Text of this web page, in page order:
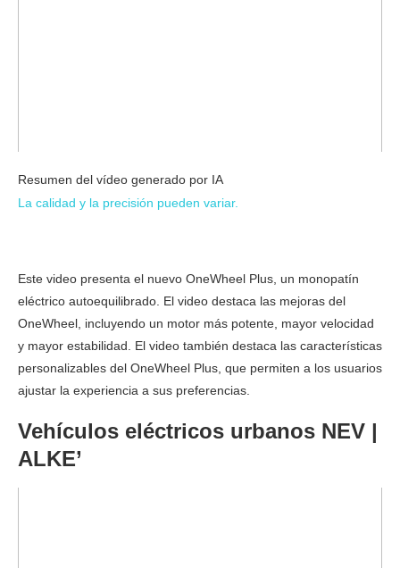
Resumen del vídeo generado por IA
La calidad y la precisión pueden variar.
Este video presenta el nuevo OneWheel Plus, un monopatín
eléctrico autoequilibrado. El video destaca las mejoras del
OneWheel, incluyendo un motor más potente, mayor velocidad
y mayor estabilidad. El video también destaca las características
personalizables del OneWheel Plus, que permiten a los usuarios
ajustar la experiencia a sus preferencias.
Vehículos eléctricos urbanos NEV |
ALKE’